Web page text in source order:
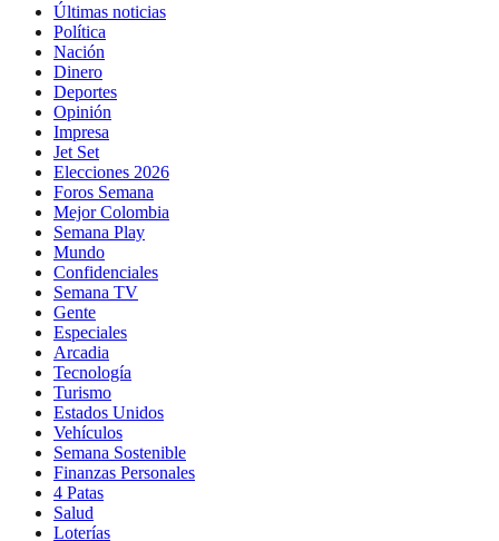
Últimas noticias
Política
Nación
Dinero
Deportes
Opinión
Impresa
Jet Set
Elecciones 2026
Foros Semana
Mejor Colombia
Semana Play
Mundo
Confidenciales
Semana TV
Gente
Especiales
Arcadia
Tecnología
Turismo
Estados Unidos
Vehículos
Semana Sostenible
Finanzas Personales
4 Patas
Salud
Loterías